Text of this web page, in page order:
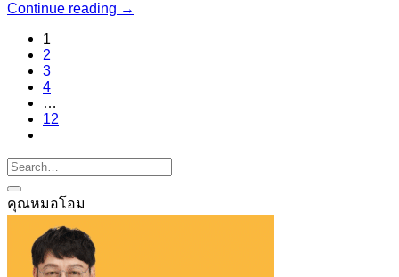
Continue reading →
1
2
3
4
…
12
คุณหมอโอม